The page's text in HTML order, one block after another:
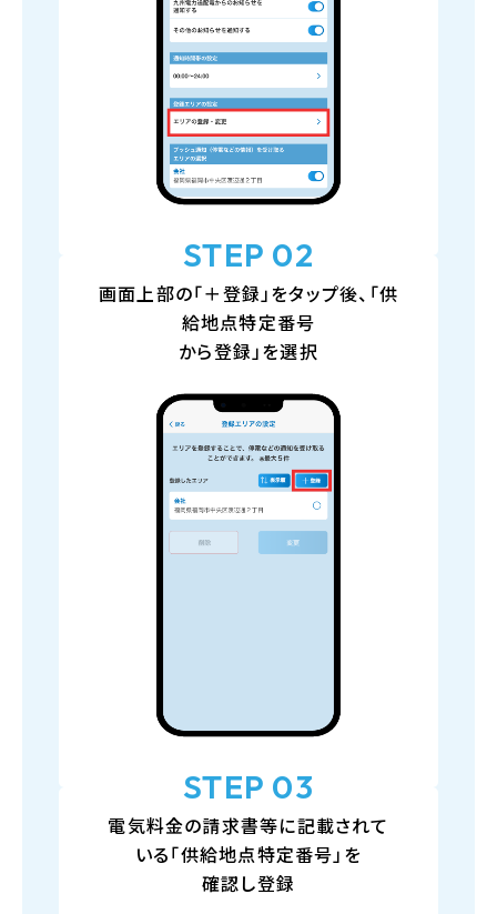
STEP 02
画面上部の「＋登録」をタップ後、「供
給地点特定番号
から登録」を選択
STEP 03
電気料金の請求書等に記載されて
いる「供給地点特定番号」を
確認し登録